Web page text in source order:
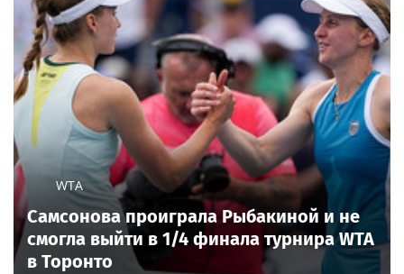
WTA
Самсонова проиграла Рыбакиной и не
смогла выйти в 1/4 финала турнира WTA
в Торонто